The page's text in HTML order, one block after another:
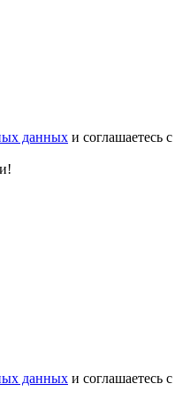
данных и соглашаетесь с
данных и соглашаетесь с